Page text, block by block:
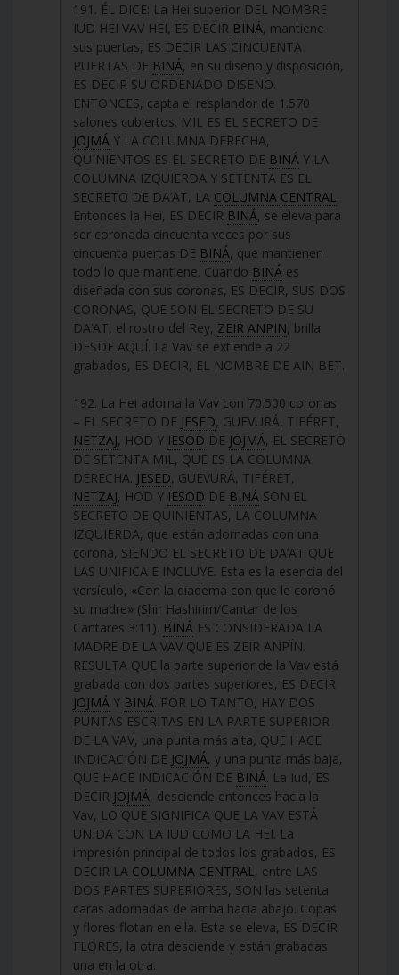
191. ÉL DICE: La Hei superior DEL NOMBRE
IUD HEI VAV HEI, ES DECIR BINÁ, mantiene
sus puertas, ES DECIR LAS CINCUENTA
PUERTAS DE BINÁ, en su diseño y disposición,
ES DECIR SU ORDENADO DISEÑO.
ENTONCES, capta el resplandor de 1.570
salones cubiertos. MIL ES EL SECRETO DE
JOJMÁ Y LA COLUMNA DERECHA,
QUINIENTOS ES EL SECRETO DE BINÁ Y LA
COLUMNA IZQUIERDA Y SETENTA ES EL
SECRETO DE DA’AT, LA COLUMNA CENTRAL.
Entonces la Hei, ES DECIR BINÁ, se eleva para
ser coronada cincuenta veces por sus
cincuenta puertas DE BINÁ, que mantienen
todo lo que mantiene. Cuando BINÁ es
diseñada con sus coronas, ES DECIR, SUS DOS
CORONAS, QUE SON EL SECRETO DE SU
DA’AT, el rostro del Rey, ZEIR ANPIN, brilla
DESDE AQUÍ. La Vav se extiende a 22
grabados, ES DECIR, EL NOMBRE DE AIN BET.
192. La Hei adorna la Vav con 70.500 coronas
– EL SECRETO DE JESED, GUEVURÁ, TIFÉRET,
NETZAJ, HOD Y IESOD DE JOJMÁ, EL SECRETO
DE SETENTA MIL, QUE ES LA COLUMNA
DERECHA. JESED, GUEVURÁ, TIFÉRET,
NETZAJ, HOD Y IESOD DE BINÁ SON EL
SECRETO DE QUINIENTAS, LA COLUMNA
IZQUIERDA, que están adornadas con una
corona, SIENDO EL SECRETO DE DA’AT QUE
LAS UNIFICA E INCLUYE. Esta es la esencia del
versículo, «Con la diadema con que le coronó
su madre» (Shir Hashirim/Cantar de los
Cantares 3:11). BINÁ ES CONSIDERADA LA
MADRE DE LA VAV QUE ES ZEIR ANPÍN.
RESULTA QUE la parte superior de la Vav está
grabada con dos partes superiores, ES DECIR
JOJMÁ Y BINÁ. POR LO TANTO, HAY DOS
PUNTAS ESCRITAS EN LA PARTE SUPERIOR
DE LA VAV, una punta más alta, QUE HACE
INDICACIÓN DE JOJMÁ, y una punta más baja,
QUE HACE INDICACIÓN DE BINÁ. La Iud, ES
DECIR JOJMÁ, desciende entonces hacia la
Vav, LO QUE SIGNIFICA QUE LA VAV ESTÁ
UNIDA CON LA IUD COMO LA HEI. La
impresión principal de todos los grabados, ES
DECIR LA COLUMNA CENTRAL, entre LAS
DOS PARTES SUPERIORES, SON las setenta
caras adornadas de arriba hacia abajo. Copas
y flores flotan en ella. Esta se eleva, ES DECIR
FLORES, la otra desciende y están grabadas
una en la otra.